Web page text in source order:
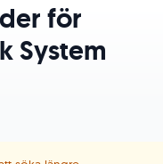
för
System